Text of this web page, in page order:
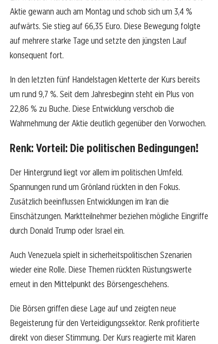
Aktie gewann auch am Montag und schob sich um 3,4 %
aufwärts. Sie stieg auf 66,35 Euro. Diese Bewegung folgte
auf mehrere starke Tage und setzte den jüngsten Lauf
konsequent fort.
In den letzten fünf Handelstagen kletterte der Kurs bereits
um rund 9,7 %. Seit dem Jahresbeginn steht ein Plus von
22,86 % zu Buche. Diese Entwicklung verschob die
Wahrnehmung der Aktie deutlich gegenüber den Vorwochen.
Renk: Vorteil: Die politischen Bedingungen!
Der Hintergrund liegt vor allem im politischen Umfeld.
Spannungen rund um Grönland rückten in den Fokus.
Zusätzlich beeinflussen Entwicklungen im Iran die
Einschätzungen. Marktteilnehmer beziehen mögliche Eingriffe
durch Donald Trump oder Israel ein.
Auch Venezuela spielt in sicherheitspolitischen Szenarien
wieder eine Rolle. Diese Themen rückten Rüstungswerte
erneut in den Mittelpunkt des Börsengeschehens.
Die Börsen griffen diese Lage auf und zeigten neue
Begeisterung für den Verteidigungssektor. Renk profitierte
direkt von dieser Stimmung. Der Kurs reagierte mit klaren